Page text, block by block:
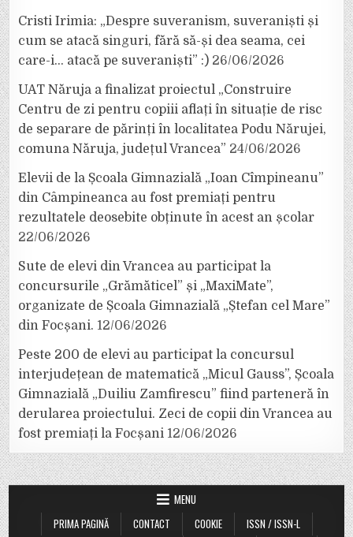
Cristi Irimia: „Despre suveranism, suveraniști și
cum se atacă singuri, fără să-și dea seama, cei
care-i… atacă pe suveraniști” :) 26/06/2026
UAT Năruja a finalizat proiectul „Construire
Centru de zi pentru copiii aflați în situație de risc
de separare de părinți în localitatea Podu Nărujei,
comuna Năruja, județul Vrancea” 24/06/2026
Elevii de la Școala Gimnazială „Ioan Cîmpineanu”
din Câmpineanca au fost premiați pentru
rezultatele deosebite obținute în acest an școlar
22/06/2026
Sute de elevi din Vrancea au participat la
concursurile „Grămăticel” și „MaxiMate”,
organizate de Școala Gimnazială „Ștefan cel Mare”
din Focșani. 12/06/2026
Peste 200 de elevi au participat la concursul
interjudețean de matematică „Micul Gauss”, Școala
Gimnazială „Duiliu Zamfirescu” fiind parteneră în
derularea proiectului. Zeci de copii din Vrancea au
fost premiați la Focșani 12/06/2026
MENU
PRIMA PAGINĂ
CONTACT COOKIE
ISSN / ISSN-L